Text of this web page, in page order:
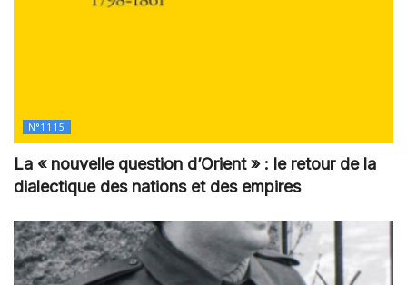
N°1115
La « nouvelle question d’Orient » : le retour de la
dialectique des nations et des empires